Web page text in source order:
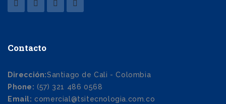
Contacto
Dirección:Santiago de Cali - Colombia
Phone: (57) 321 486 0568
Email: comercial@tsitecnologia.com.co